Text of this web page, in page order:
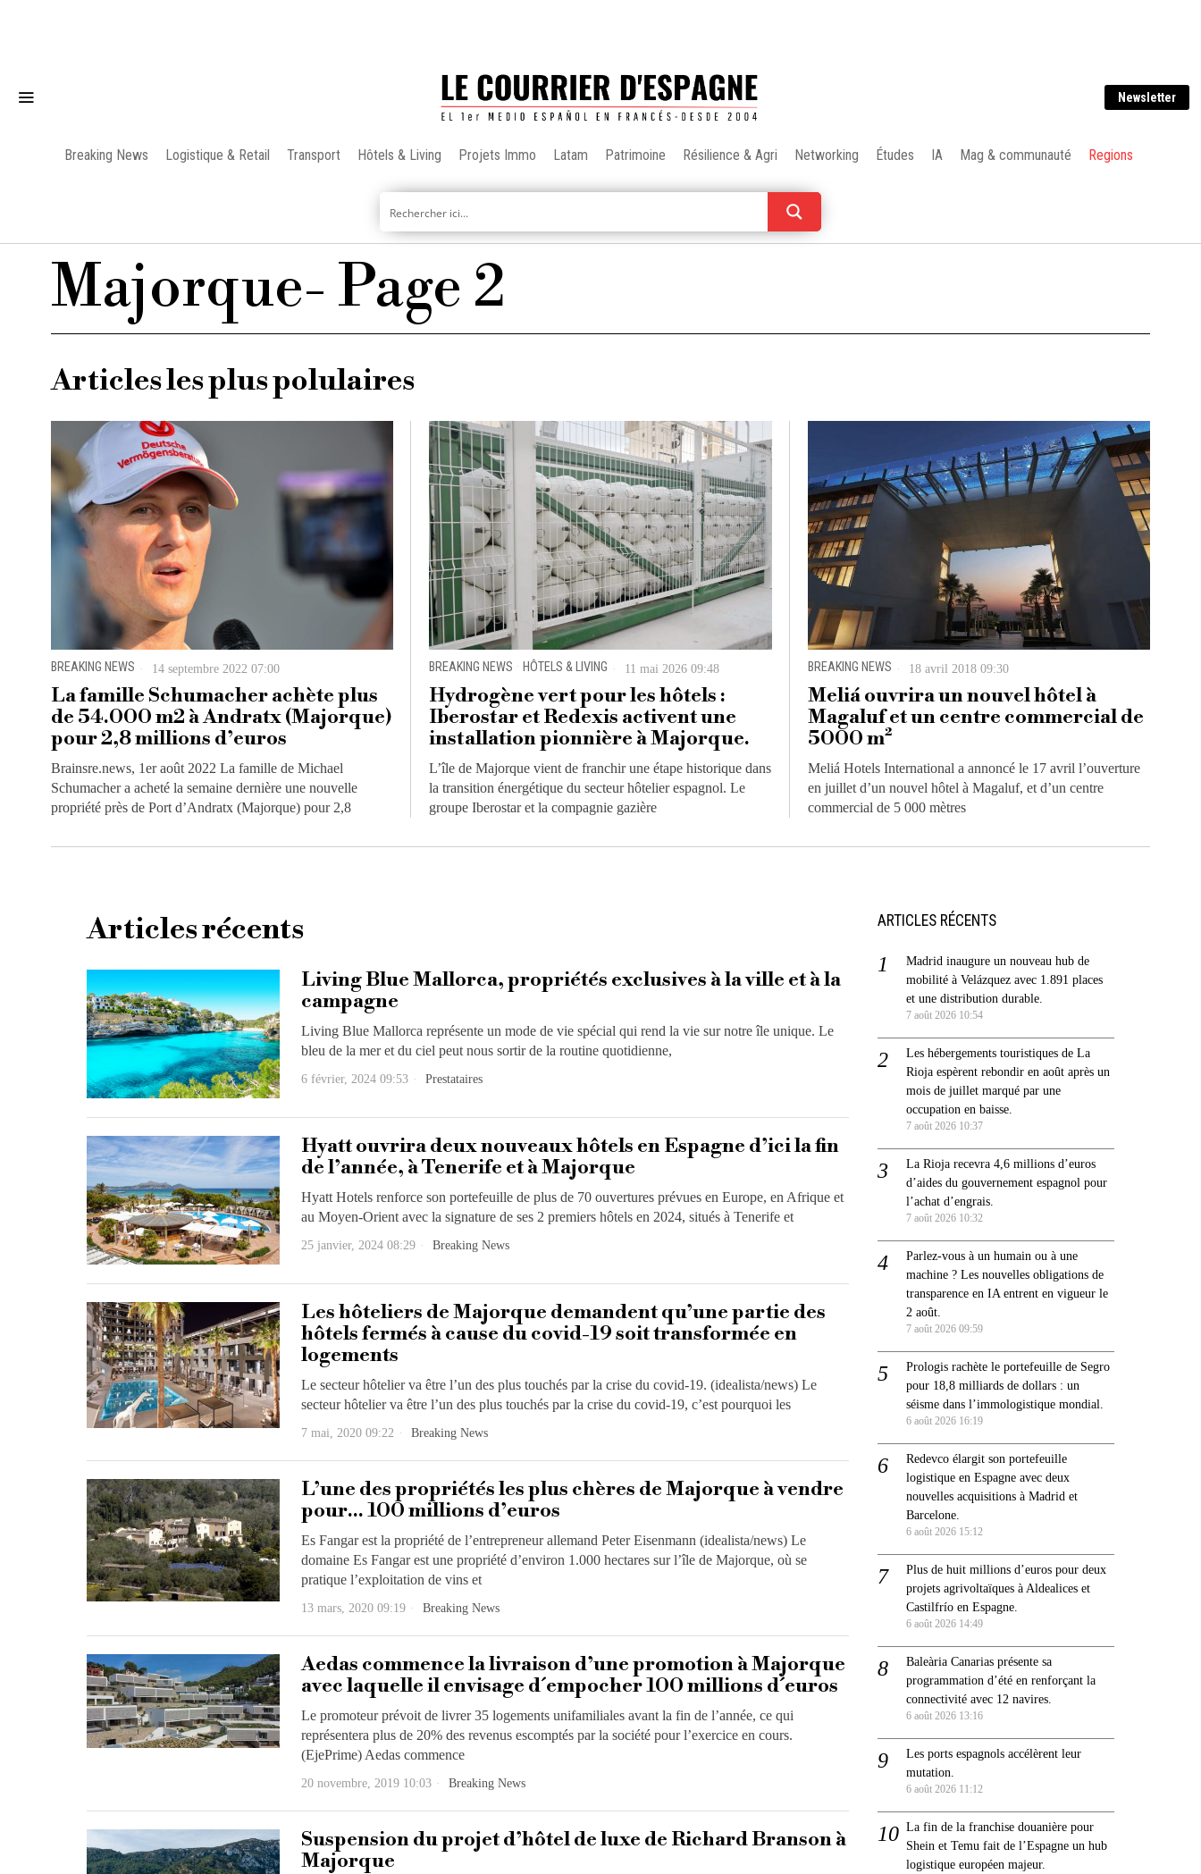
Newsletter
Breaking News Logistique & Retail Transport Hôtels & Living Projets Immo Latam Patrimoine Résilience & Agri Networking Études IA Mag & communauté Regions
Majorque- Page 2
Articles les plus polulaires
BREAKING NEWS 14 septembre 2022 07:00
La famille Schumacher achète plus
de 54.000 m2 à Andratx (Majorque)
pour 2,8 millions d’euros
Brainsre.news, 1er août 2022 La famille de Michael
Schumacher a acheté la semaine dernière une nouvelle
propriété près de Port d’Andratx (Majorque) pour 2,8
BREAKING NEWS · HÔTELS & LIVING 11 mai 2026 09:48
Hydrogène vert pour les hôtels :
Iberostar et Redexis activent une
installation pionnière à Majorque.
L’île de Majorque vient de franchir une étape historique dans
la transition énergétique du secteur hôtelier espagnol. Le
groupe Iberostar et la compagnie gazière
BREAKING NEWS 18 avril 2018 09:30
Meliá ouvrira un nouvel hôtel à
Magaluf et un centre commercial de
5000 m²
Meliá Hotels International a annoncé le 17 avril l’ouverture
en juillet d’un nouvel hôtel à Magaluf, et d’un centre
commercial de 5 000 mètres
Articles récents
Living Blue Mallorca, propriétés exclusives à la ville et à la
campagne
Living Blue Mallorca représente un mode de vie spécial qui rend la vie sur notre île unique. Le
bleu de la mer et du ciel peut nous sortir de la routine quotidienne,
6 février, 2024 09:53 Prestataires
Hyatt ouvrira deux nouveaux hôtels en Espagne d’ici la fin
de l’année, à Tenerife et à Majorque
Hyatt Hotels renforce son portefeuille de plus de 70 ouvertures prévues en Europe, en Afrique et
au Moyen-Orient avec la signature de ses 2 premiers hôtels en 2024, situés à Tenerife et
25 janvier, 2024 08:29 Breaking News
Les hôteliers de Majorque demandent qu’une partie des
hôtels fermés à cause du covid-19 soit transformée en
logements
Le secteur hôtelier va être l’un des plus touchés par la crise du covid-19. (idealista/news) Le
secteur hôtelier va être l’un des plus touchés par la crise du covid-19, c’est pourquoi les
7 mai, 2020 09:22 Breaking News
L’une des propriétés les plus chères de Majorque à vendre
pour… 100 millions d’euros
Es Fangar est la propriété de l’entrepreneur allemand Peter Eisenmann (idealista/news) Le
domaine Es Fangar est une propriété d’environ 1.000 hectares sur l’île de Majorque, où se
pratique l’exploitation de vins et
13 mars, 2020 09:19 Breaking News
Aedas commence la livraison d’une promotion à Majorque
avec laquelle il envisage d´empocher 100 millions d´euros
Le promoteur prévoit de livrer 35 logements unifamiliales avant la fin de l’année, ce qui
représentera plus de 20% des revenus escomptés par la société pour l’exercice en cours.
(EjePrime) Aedas commence
20 novembre, 2019 10:03 Breaking News
Suspension du projet d’hôtel de luxe de Richard Branson à
Majorque
ARTICLES RÉCENTS
Madrid inaugure un nouveau hub de
mobilité à Velázquez avec 1.891 places
et une distribution durable.
7 août 2026 10:54
Les hébergements touristiques de La
Rioja espèrent rebondir en août après un
mois de juillet marqué par une
occupation en baisse.
7 août 2026 10:37
La Rioja recevra 4,6 millions d’euros
d’aides du gouvernement espagnol pour
l’achat d’engrais.
7 août 2026 10:32
Parlez-vous à un humain ou à une
machine ? Les nouvelles obligations de
transparence en IA entrent en vigueur le
2 août.
7 août 2026 09:59
Prologis rachète le portefeuille de Segro
pour 18,8 milliards de dollars : un
séisme dans l’immologistique mondial.
6 août 2026 16:19
Redevco élargit son portefeuille
logistique en Espagne avec deux
nouvelles acquisitions à Madrid et
Barcelone.
6 août 2026 15:12
Plus de huit millions d’euros pour deux
projets agrivoltaïques à Aldealices et
Castilfrío en Espagne.
6 août 2026 14:49
Baleària Canarias présente sa
programmation d’été en renforçant la
connectivité avec 12 navires.
6 août 2026 13:16
Les ports espagnols accélèrent leur
mutation.
6 août 2026 11:12
La fin de la franchise douanière pour
Shein et Temu fait de l’Espagne un hub
logistique européen majeur.